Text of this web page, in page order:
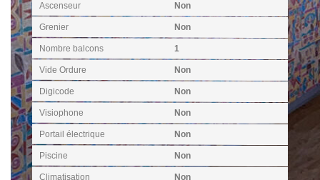
Ascenseur Non
Grenier Non
Nombre balcons 1
Vide Ordure Non
Digicode Non
Visiophone Non
Portail électrique Non
Piscine Non
Climatisation Non